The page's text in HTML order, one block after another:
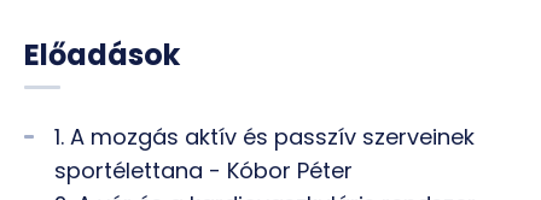
Előadások
1. A mozgás aktív és passzív szerveinek
sportélettana - Kóbor Péter